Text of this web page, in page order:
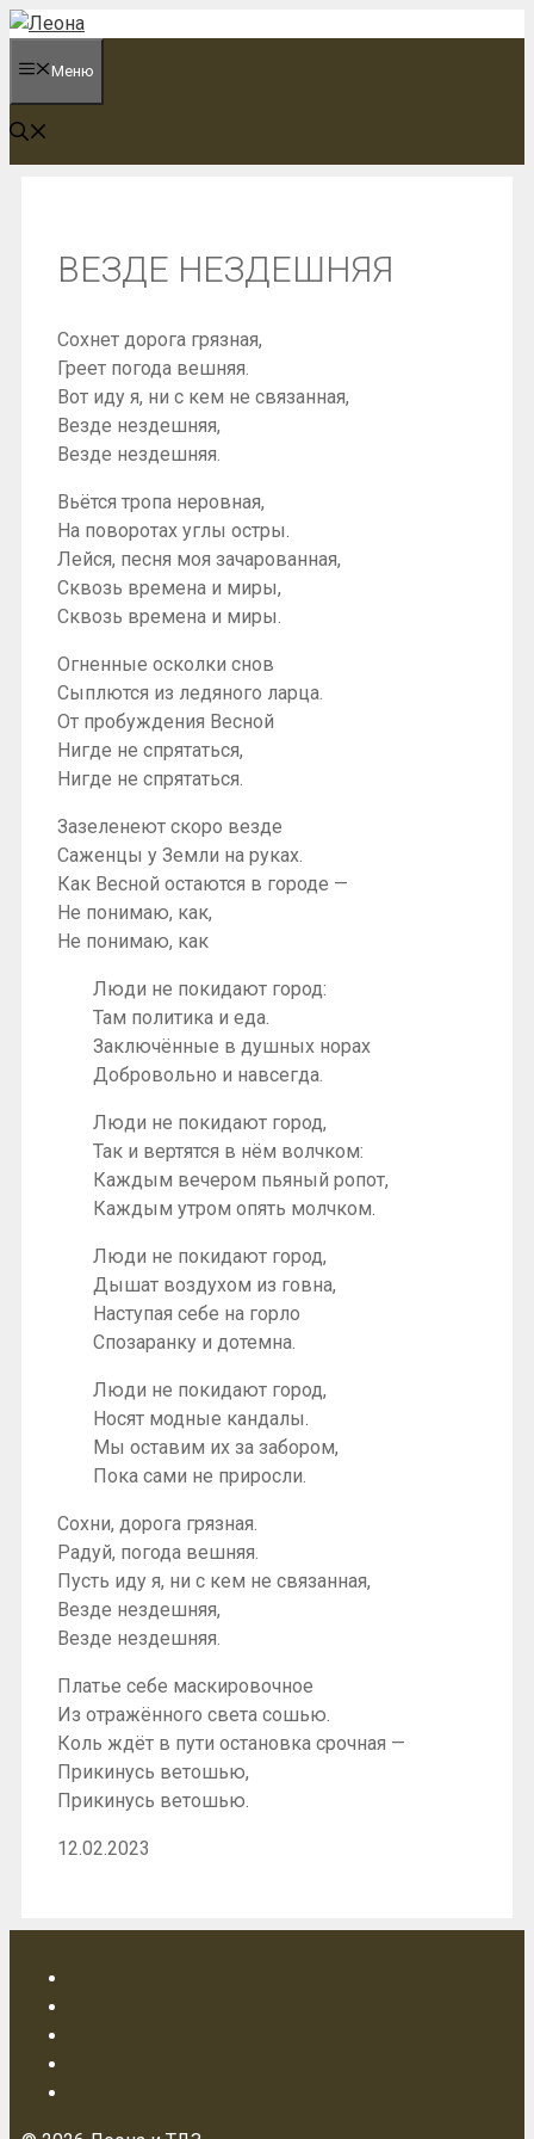
Перейти
содержимому
Меню
ВЕЗДЕ НЕЗДЕШНЯЯ
Сохнет дорога грязная,
Греет погода вешняя.
Вот иду я, ни с кем не связанная,
Везде нездешняя,
Везде нездешняя.
Вьётся тропа неровная,
На поворотах углы остры.
Лейся, песня моя зачарованная,
Сквозь времена и миры,
Сквозь времена и миры.
Огненные осколки снов
Сыплются из ледяного ларца.
От пробуждения Весной
Нигде не спрятаться,
Нигде не спрятаться.
Зазеленеют скоро везде
Саженцы у Земли на руках.
Как Весной остаются в городе —
Не понимаю, как,
Не понимаю, как
Люди не покидают город:
Там политика и еда.
Заключённые в душных норах
Добровольно и навсегда.
Люди не покидают город,
Так и вертятся в нём волчком:
Каждым вечером пьяный ропот,
Каждым утром опять молчком.
Люди не покидают город,
Дышат воздухом из говна,
Наступая себе на горло
Спозаранку и дотемна.
Люди не покидают город,
Носят модные кандалы.
Мы оставим их за забором,
Пока сами не приросли.
Сохни, дорога грязная.
Радуй, погода вешняя.
Пусть иду я, ни с кем не связанная,
Везде нездешняя,
Везде нездешняя.
Платье себе маскировочное
Из отражённого света сошью.
Коль ждёт в пути остановка срочная —
Прикинусь ветошью,
Прикинусь ветошью.
12.02.2023